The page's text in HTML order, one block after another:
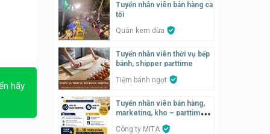
hãy
tiệm trà sữa
TRÀ SỮA THÁI LAN
SONGKRAN
Tuyển nhân viên tư vấn bán
hàng tiệm bánh ngọt
Tiệm bánh ngọt
Tuyển nhân viên pha chế,
phục vụ bàn
SNACK BAR NHẬT
Tuyển nhân viên bán hàng ca
tối
Quán kem dừa
Tuyển nhân viên thời vụ bếp
bánh, shipper parttime
Tiệm bánh ngọt
Tuyển nhân viên bán hàng,
marketing, kho – parttime,
Công ty MITA